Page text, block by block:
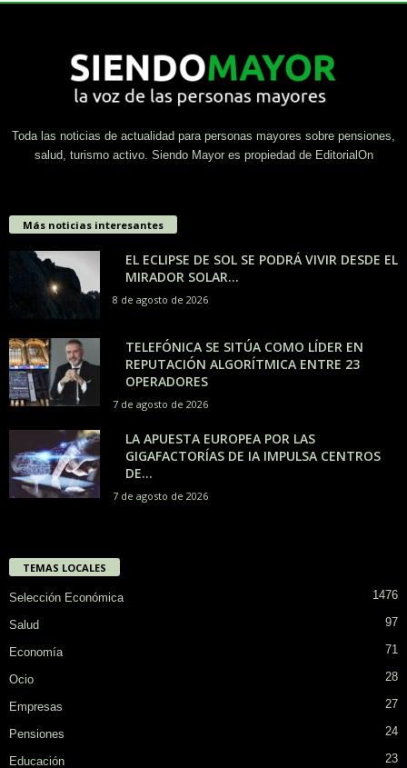
Toda las noticias de actualidad para personas mayores sobre pensiones,
salud, turismo activo. Siendo Mayor es propiedad de EditorialOn
Más noticias interesantes
EL ECLIPSE DE SOL SE PODRÁ VIVIR DESDE EL
MIRADOR SOLAR...
8 de agosto de 2026
TELEFÓNICA SE SITÚA COMO LÍDER EN
REPUTACIÓN ALGORÍTMICA ENTRE 23
OPERADORES
7 de agosto de 2026
LA APUESTA EUROPEA POR LAS
GIGAFACTORÍAS DE IA IMPULSA CENTROS
DE...
7 de agosto de 2026
TEMAS LOCALES
Selección Económica 1476
Salud 97
Economía 71
Ocio 28
Empresas 27
Pensiones 24
Educación 23